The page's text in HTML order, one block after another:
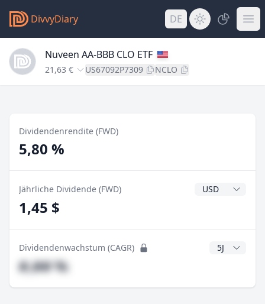
DivvyDiary DE
Nuveen AA-BBB CLO ETF
21,63 € US67092P7309 NCLO
Dividendenrendite (FWD)
5,80 %
Jährliche Dividende (FWD)
1,45 $
Dividendenwachstum (CAGR) CAGR Jahre
#,## %